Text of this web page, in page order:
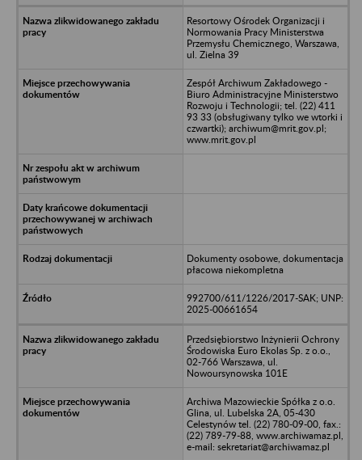
Resortowy Ośrodek Organizacji i
Normowania Pracy Ministerstwa
Przemysłu Chemicznego, Warszawa,
ul. Zielna 39
Zespół Archiwum Zakładowego -
Biuro Administracyjne Ministerstwo
Rozwoju i Technologii; tel. (22) 411
93 33 (obsługiwany tylko we wtorki i
czwartki); archiwum@mrit.gov.pl;
www.mrit.gov.pl
Dokumenty osobowe, dokumentacja
płacowa niekompletna
992700/611/1226/2017-SAK; UNP:
2025-00661654
Przedsiębiorstwo Inżynierii Ochrony
Środowiska Euro Ekolas Sp. z o.o.,
02-766 Warszawa, ul.
Nowoursynowska 101E
Archiwa Mazowieckie Spółka z o.o.
Glina, ul. Lubelska 2A, 05-430
Celestynów tel. (22) 780-09-00, fax.:
(22) 789-79-88, www.archiwamaz.pl,
e-mail: sekretariat@archiwamaz.pl